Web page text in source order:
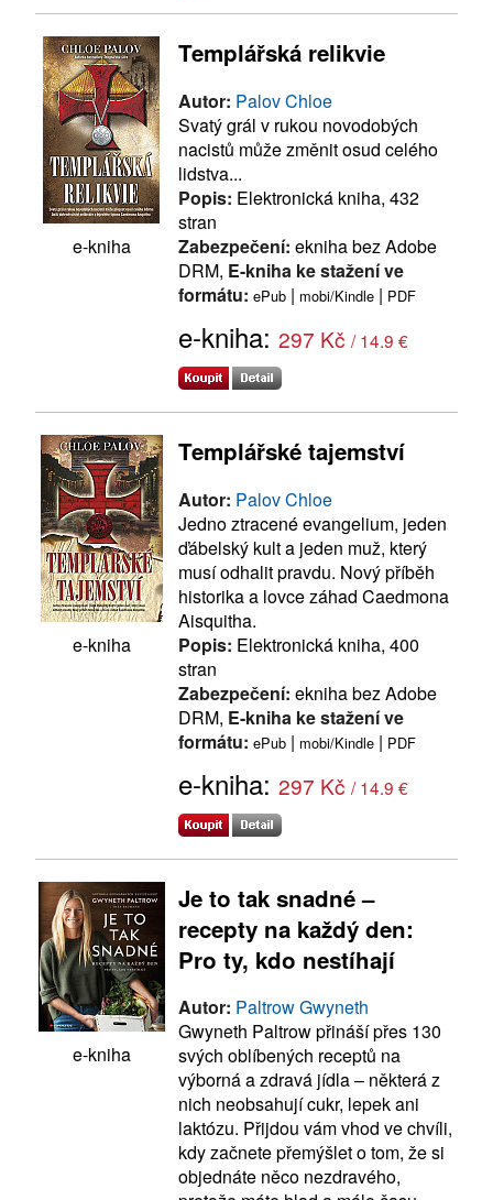
e-kniha
Templářská relikvie
Autor: Palov Chloe
Svatý grál v rukou novodobých
nacistů může změnit osud celého
lidstva...
Popis: Elektronická kniha, 432
stran
Zabezpečení: ekniha bez Adobe
DRM, E-kniha ke stažení ve
formátu: ePub | mobi/Kindle | PDF
e-kniha: 297 Kč / 14.9 €
e-kniha
Templářské tajemství
Autor: Palov Chloe
Jedno ztracené evangelium, jeden
ďábelský kult a jeden muž, který
musí odhalit pravdu. Nový příběh
historika a lovce záhad Caedmona
Aisquitha.
Popis: Elektronická kniha, 400
stran
Zabezpečení: ekniha bez Adobe
DRM, E-kniha ke stažení ve
formátu: ePub | mobi/Kindle | PDF
e-kniha: 297 Kč / 14.9 €
e-kniha
Je to tak snadné –
recepty na každý den:
Pro ty, kdo nestíhají
Autor: Paltrow Gwyneth
Gwyneth Paltrow přináší přes 130
svých oblíbených receptů na
výborná a zdravá jídla – některá z
nich neobsahují cukr, lepek ani
laktózu. Přijdou vám vhod ve chvíli,
kdy začnete přemýšlet o tom, že si
objednáte něco nezdravého,